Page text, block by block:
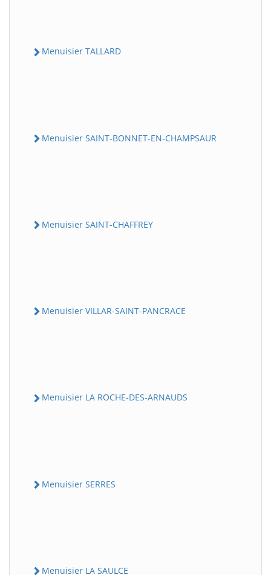
Menuisier TALLARD
Menuisier SAINT-BONNET-EN-CHAMPSAUR
Menuisier SAINT-CHAFFREY
Menuisier VILLAR-SAINT-PANCRACE
Menuisier LA ROCHE-DES-ARNAUDS
Menuisier SERRES
Menuisier LA SAULCE